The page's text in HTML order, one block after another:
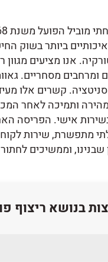
ביותר בשוק
אנו מציעים
מסחריים.
קשרים אלו
ותמיכה לאחר
בשירות אישי. הפריסה
מתפשרת, שירות
וממשיכים
בנושא ריצוף